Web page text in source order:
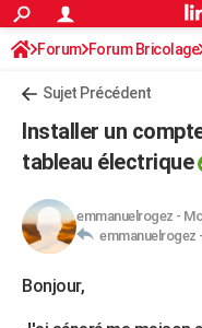
ACTUALITÉS
Politique
Société
Faits Divers
Education
Monde
Villes
+
Programme TV
TNTStreaming
Cinéma
Sorties cinéma
Musique
+FINANCE
Retraite
Impôts
Epargne
Immobilier
Risques naturels par ville
Banque
Assurance
Crédit
AUTO
Essais
Réserver un essai
Citadines
Berlines
SUV
Forum auto
+HIGH-TECH
Mobiles
Meilleur smartphone
Internet
Ordinateurs
Jeux vidéo
Guide high-tech
BRICOLAGE
Forum Forum Bricolage
Sujet Précédent
Installer un
tableau électrique
emmanuelrogez -
emmanuelrogez -
Bonjour,